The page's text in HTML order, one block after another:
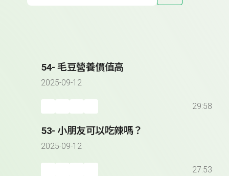
54- 毛豆營養價值高
2025-09-12
29:58
53- 小朋友可以吃辣嗎？
2025-09-12
27:53